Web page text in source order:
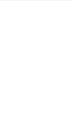
くお早めにお召